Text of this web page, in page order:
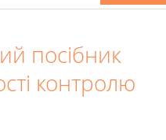
посібник
контролю